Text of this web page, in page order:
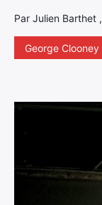
Par Julien Barthet
George Clooney